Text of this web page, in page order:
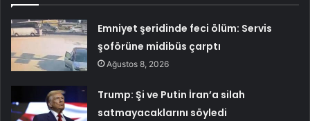
Emniyet şeridinde feci ölüm: Servis
şoförüne midibüs çarptı
Ağustos 8, 2026
Trump: Şi ve Putin İran’a silah
satmayacaklarını söyledi